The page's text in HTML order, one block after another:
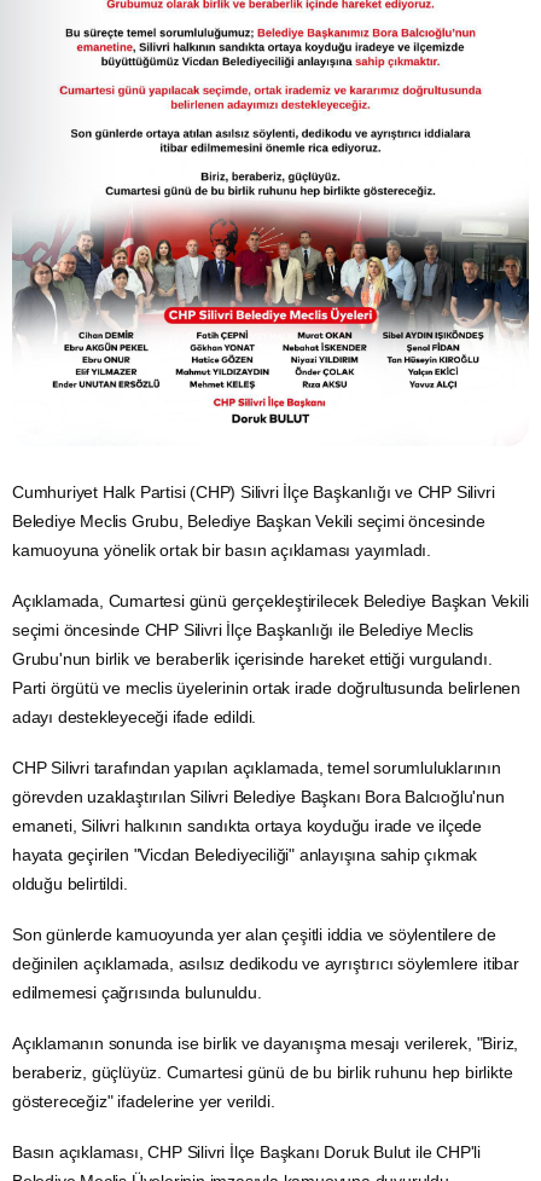
Cumhuriyet Halk Partisi (CHP) Silivri İlçe Başkanlığı ve CHP Silivri
Belediye Meclis Grubu, Belediye Başkan Vekili seçimi öncesinde
kamuoyuna yönelik ortak bir basın açıklaması yayımladı.
Açıklamada, Cumartesi günü gerçekleştirilecek Belediye Başkan Vekili
seçimi öncesinde CHP Silivri İlçe Başkanlığı ile Belediye Meclis
Grubu'nun birlik ve beraberlik içerisinde hareket ettiği vurgulandı.
Parti örgütü ve meclis üyelerinin ortak irade doğrultusunda belirlenen
adayı destekleyeceği ifade edildi.
CHP Silivri tarafından yapılan açıklamada, temel sorumluluklarının
görevden uzaklaştırılan Silivri Belediye Başkanı Bora Balcıoğlu'nun
emaneti, Silivri halkının sandıkta ortaya koyduğu irade ve ilçede
hayata geçirilen "Vicdan Belediyeciliği" anlayışına sahip çıkmak
olduğu belirtildi.
Son günlerde kamuoyunda yer alan çeşitli iddia ve söylentilere de
değinilen açıklamada, asılsız dedikodu ve ayrıştırıcı söylemlere itibar
edilmemesi çağrısında bulunuldu.
Açıklamanın sonunda ise birlik ve dayanışma mesajı verilerek, "Biriz,
beraberiz, güçlüyüz. Cumartesi günü de bu birlik ruhunu hep birlikte
göstereceğiz" ifadelerine yer verildi.
Basın açıklaması, CHP Silivri İlçe Başkanı Doruk Bulut ile CHP'li